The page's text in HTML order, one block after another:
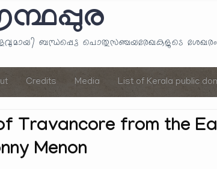
ബന്ധപ്പെട്ട പൊതുസഞ്ചയരേഖകളുടെ ശേഖരം
Credits Media List of Kerala public
Travancore from the
Menon